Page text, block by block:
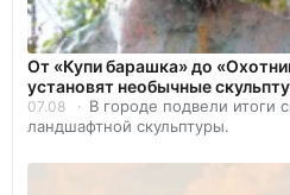
От «Купи барашка» до
установят необычные
07.08
В городе подвели итоги
ландшафтной скульптуры.